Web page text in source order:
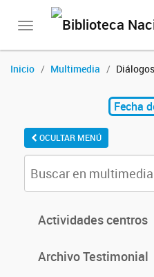
Toggle
Inicio Multimedia
Fecha
OCULTAR MENÚ
Actividades centros
Archivo Testimonial